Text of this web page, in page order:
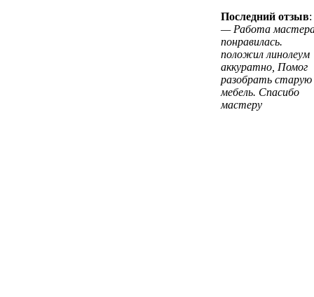
Последний отзыв:
— Работа
понравилась.
положил линолеум
аккуратно, Помог
разобрать старую
мебель. Спасибо
мастеру